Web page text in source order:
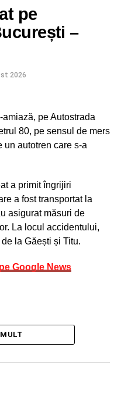
pe
–
2026
pe Autostrada
80, pe sensul de mers
un autotren care s-a
a primit îngrijiri
a fost transportat la
asigurat măsuri de
La locul accidentului,
la Găești și Titu.
Google News